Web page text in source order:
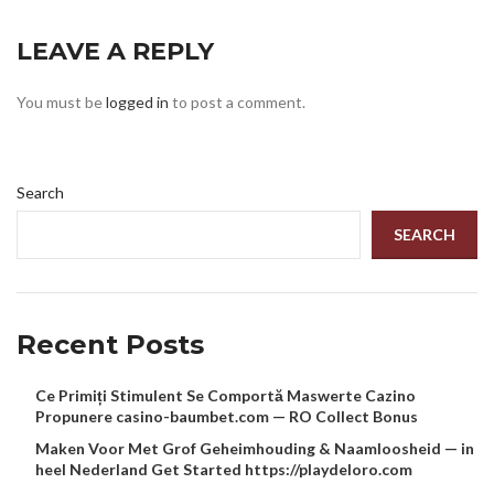
LEAVE A REPLY
You must belogged in to post a comment.
Search
SEARCH
Recent Posts
Ce Primiți Stimulent Se Comportă Maswerte Cazino
Propunere casino-baumbet.com — RO Collect Bonus
Maken Voor Met Grof Geheimhouding & Naamloosheid — in
heel Nederland Get Started https://playdeloro.com